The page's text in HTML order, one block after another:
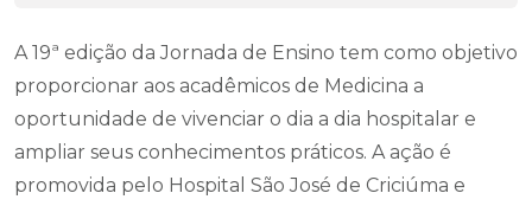
A 19ª edição da Jornada de Ensino tem como objetivo
proporcionar aos acadêmicos de Medicina a
oportunidade de vivenciar o dia a dia hospitalar e
ampliar seus conhecimentos práticos. A ação é
promovida pelo Hospital São José de Criciúma e